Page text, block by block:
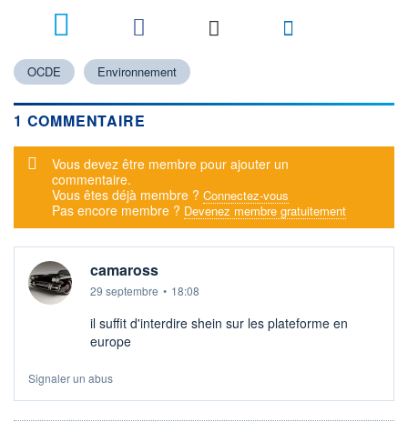
OCDE Environnement
1 COMMENTAIRE
Message d'alerte
Vous devez être membre pour ajouter un
commentaire.
Vous êtes déjà membre ? Connectez-vous
Pas encore membre ? Devenez membre gratuitement
camaross
29 septembre • 18:08
il suffit d'interdire shein sur les plateforme en
europe
Signaler un abus